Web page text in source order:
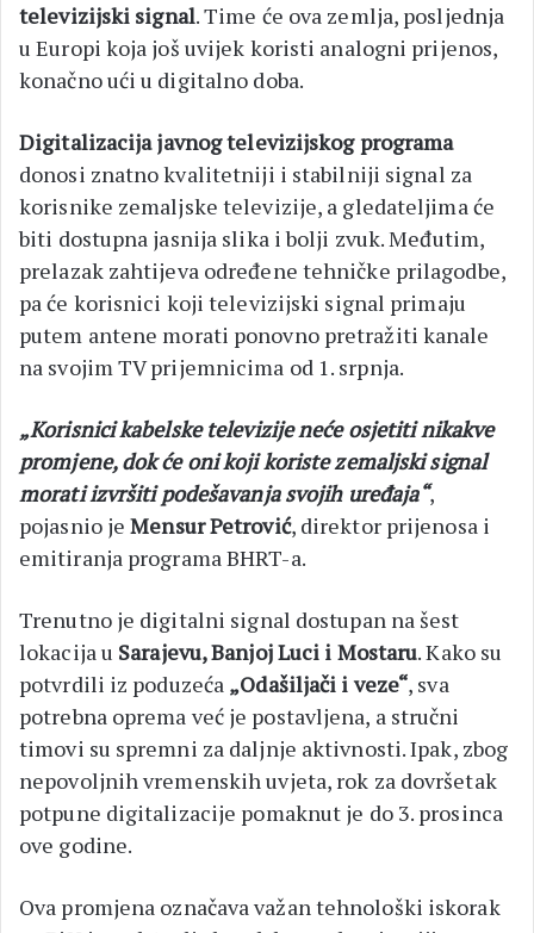
televizijski signal. Time će ova zemlja, posljednja
u Europi koja još uvijek koristi analogni prijenos,
konačno ući u digitalno doba.
Digitalizacija javnog televizijskog programa
donosi znatno kvalitetniji i stabilniji signal za
korisnike zemaljske televizije, a gledateljima će
biti dostupna jasnija slika i bolji zvuk. Međutim,
prelazak zahtijeva određene tehničke prilagodbe,
pa će korisnici koji televizijski signal primaju
putem antene morati ponovno pretražiti kanale
na svojim TV prijemnicima od 1. srpnja.
„Korisnici kabelske televizije neće osjetiti nikakve
promjene, dok će oni koji koriste zemaljski signal
morati izvršiti podešavanja svojih uređaja“,
pojasnio jeMensur Petrović, direktor prijenosa i
emitiranja programa BHRT-a.
Trenutno je digitalni signal dostupan na šest
lokacija u Sarajevu, Banjoj Luci i Mostaru. Kako su
potvrdili iz poduzeća „Odašiljači i veze“, sva
potrebna oprema već je postavljena, a stručni
timovi su spremni za daljnje aktivnosti. Ipak, zbog
nepovoljnih vremenskih uvjeta, rok za dovršetak
potpune digitalizacije pomaknut je do 3. prosinca
ove godine.
Ova promjena označava važan tehnološki iskorak